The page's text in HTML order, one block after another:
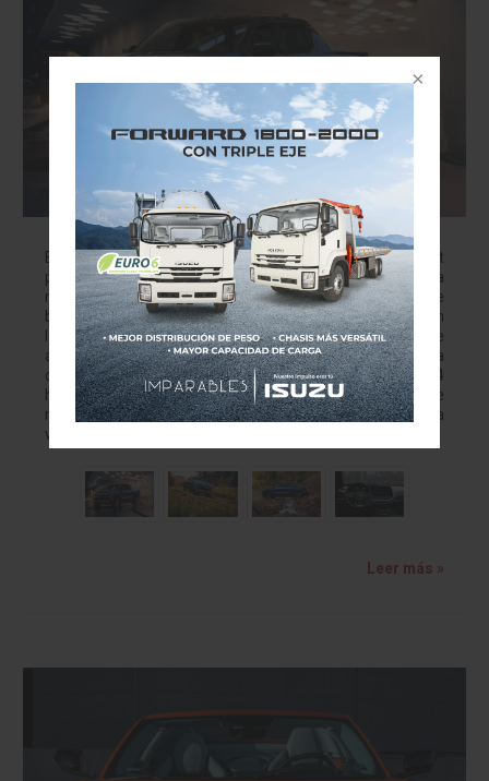
La nueva Chevrolet Silverado RST EV
Equipada con innovaciones de alta tecnología Chevrolet
presentó Silverado EV (vehículo eléctrico) 2024, la
reinvención del producto más vendido de la marca, que
brinda la potencia y capacidad esperadas en
las pickups de Chevrolet, al otorgar: Un rango de
autonomía estimado por GM de 644 km con una carga
completa en versiones Work Truck (WT) y RST Hasta 664
hp y más de 780 libras-pie de torque en el modo de
manejo Max Power Wide Open Watts disponible en la
versión RST,…
Leer más »